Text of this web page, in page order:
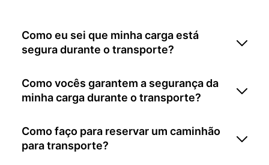
Como eu sei que minha carga está
segura durante o transporte?
Como vocês garantem a segurança da
minha carga durante o transporte?
Como faço para reservar um caminhão
para transporte?